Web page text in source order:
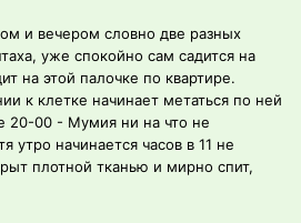
и вечером словно две разных
уже спокойно сам садится на
на этой палочке по квартире.
к клетке начинает метаться по ней
20-00 - Мумия ни на что не
утро начинается часов в 11 не
плотной тканью и мирно спит,